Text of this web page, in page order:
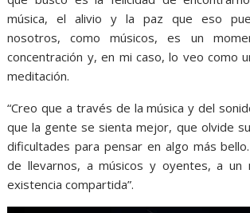
música, el alivio y la paz que eso
nosotros, como músicos, es un
concentración y, en mi caso, lo veo como
meditación.
“Creo que a través de la música y del
que la gente se sienta mejor, que olvide
dificultades para pensar en algo más
de llevarnos, a músicos y oyentes, a un
existencia compartida”.